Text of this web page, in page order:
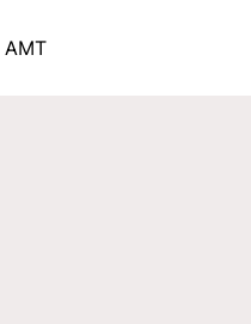
AMT